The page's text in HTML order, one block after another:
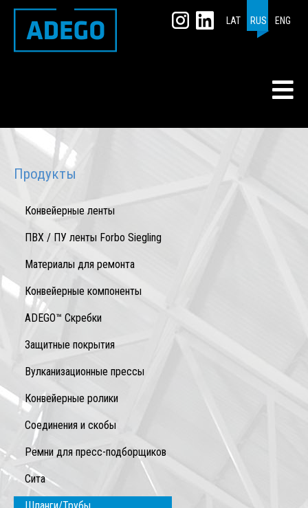
LAT RUS ENG
Продукты
Конвейерные ленты
ПВХ / ПУ ленты Forbo Siegling
Mатериалы для ремонта
Конвейерные компоненты
ADEGO™ Скребки
Защитные покрытия
Вулканизационные прессы
Конвейерные ролики
Соединения и скобы
Ремни для пресс-подборщиков
Сита